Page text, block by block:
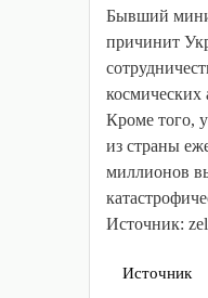
Бывший
причинит
Кроме того,
из страны
миллионов
Источник:
Источник